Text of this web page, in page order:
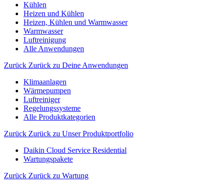
Kühlen
Heizen und Kühlen
Heizen, Kühlen und Warmwasser
Warmwasser
Luftreinigung
Alle Anwendungen
Zurück Zurück zu Deine Anwendungen
Klimaanlagen
Wärmepumpen
Luftreiniger
Regelungssysteme
Alle Produktkategorien
Zurück Zurück zu Unser Produktportfolio
Daikin Cloud Service Residential
Wartungspakete
Zurück Zurück zu Wartung